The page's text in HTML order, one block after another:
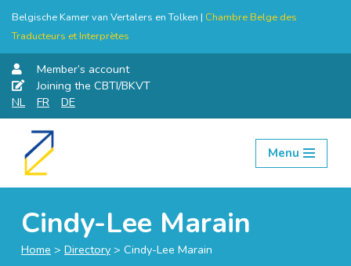
Belgische Kamer van Vertalers en Tolken | Chambre Belge des
Traducteurs et Interprètes
Member’s account
Joining the CBTI/BKVT
NL
FR DE
Skip
Menu
Cindy-Lee Marain
Home > Directory > Cindy-Lee Marain